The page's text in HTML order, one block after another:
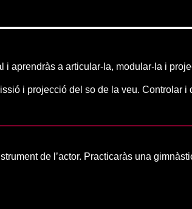
i aprendràs a articular-la, modular-la i
i projecció del so de la veu. Controlar
de l’actor. Practicaràs una